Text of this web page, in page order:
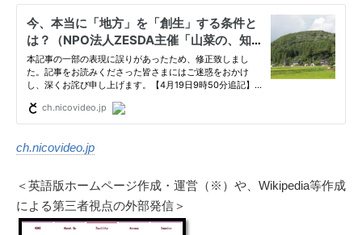
ch.nicovideo.jp
＜英語版ホームページ作成・運営（※）や、Wikipedia等作成
による第三者視点の外部発信＞